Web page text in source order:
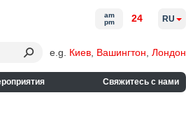
e.g. Киев Вашингтон Лондон
Свяжитесь с нами
am
pm
24 RU